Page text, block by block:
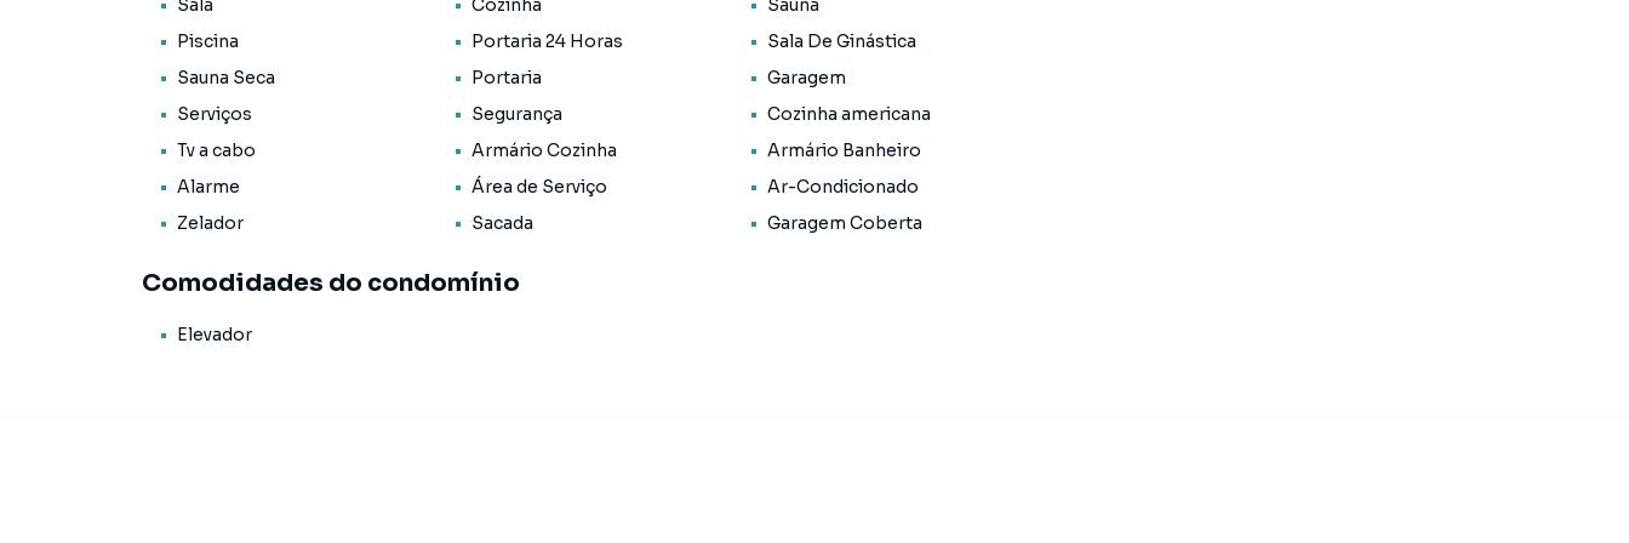
Sala Cozinha
Sauna
Piscina
Portaria 24 Horas
Sala De Ginástica
Sauna Seca
Portaria
Garagem
Serviços
Segurança
Cozinha americana
Tv a cabo
Armário Cozinha
Armário Banheiro
Alarme
Área de Serviço
Ar-Condicionado
Zelador
Sacada Garagem Coberta
Comodidades do condomínio
Elevador